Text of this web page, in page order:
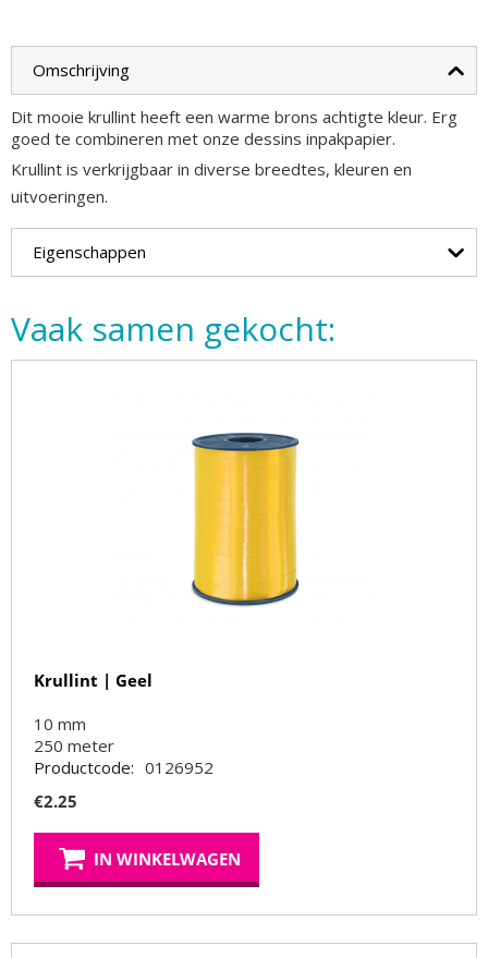
Omschrijving
Dit mooie krullint heeft een warme brons achtigte kleur. Erg
goed te combineren met onze dessins inpakpapier.
Krullint is verkrijgbaar in diverse breedtes, kleuren en
uitvoeringen.
Eigenschappen
Vaak samen gekocht:
Krullint | Geel
10 mm
250 meter
Productcode: 0126952
€2.25
IN WINKELWAGEN